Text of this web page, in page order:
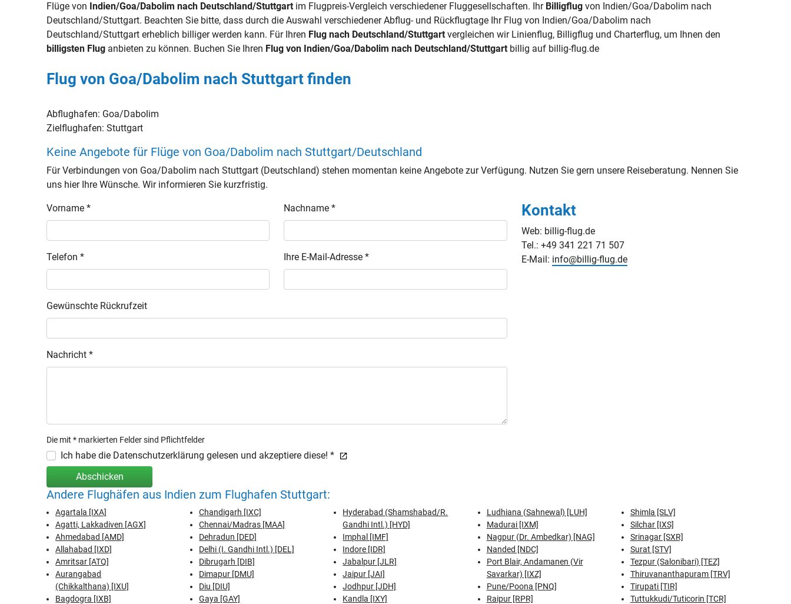
Flüge von Indien/Goa/Dabolim nach Deutschland/Stuttgart im Flugpreis-Vergleich verschiedener Fluggesellschaften. Ihr Billigflug von Indien/Goa/Dabolim nach
Deutschland/Stuttgart. Beachten Sie bitte, dass durch die Auswahl verschiedener Abflug- und Rückflugtage Ihr Flug von Indien/Goa/Dabolim nach
Deutschland/Stuttgart erheblich billiger werden kann. Für Ihren Flug nach Deutschland/Stuttgart vergleichen wir Linienflug, Billigflug und Charterflug, um Ihnen den
billigsten Flug anbieten zu können. Buchen Sie Ihren Flug von Indien/Goa/Dabolim nach Deutschland/Stuttgart billig auf billig-flug.de
Flug von Goa/Dabolim nach Stuttgart finden
Abflughafen: Goa/Dabolim
Zielflughafen:Stuttgart
Keine Angebote für Flüge von Goa/Dabolim nach Stuttgart/Deutschland
Für Verbindungen von Goa/Dabolim nach Stuttgart (Deutschland) stehen momentan keine Angebote zur Verfügung. Nutzen Sie gern unsere Reiseberatung. Nennen Sie
uns hier Ihre Wünsche. Wir informieren Sie kurzfristig.
Vorname * Nachname *
Telefon * Ihre E-Mail-Adresse *
Gewünschte Rückrufzeit
Nachricht *
Die mit * markierten Felder sind Pflichtfelder
Ich habe die Datenschutzerklärung gelesen und akzeptiere diese! *
Abschicken
Kontakt
Web: billig-flug.de
Tel.: +49 341 221 71 507
E-Mail: info@billig-flug.de
Andere Flughäfen aus Indien zum Flughafen Stuttgart:
Agartala [IXA]
Agatti, Lakkadiven [AGX]
Ahmedabad [AMD]
Allahabad [IXD]
Amritsar [ATQ]
Aurangabad
(Chikkalthana) [IXU]
Bagdogra [IXB]
Chandigarh [IXC]
Chennai/Madras [MAA]
Dehradun [DED]
Delhi (I. Gandhi Intl.) [DEL]
Dibrugarh [DIB]
Dimapur [DMU]
Diu [DIU]
Gaya [GAY]
Hyderabad (Shamshabad/R.
Gandhi Intl.) [HYD]
Imphal [IMF]
Indore [IDR]
Jabalpur [JLR]
Jaipur [JAI]
Jodhpur [JDH]
Kandla [IXY]
Ludhiana (Sahnewal) [LUH]
Madurai [IXM]
Nagpur (Dr. Ambedkar) [NAG]
Nanded [NDC]
Port Blair, Andamanen (Vir
Savarkar) [IXZ]
Pune/Poona [PNQ]
Raipur [RPR]
Shimla [SLV]
Silchar [IXS]
Srinagar [SXR]
Surat [STV]
Tezpur (Salonibari) [TEZ]
Thiruvananthapuram [TRV]
Tirupati [TIR]
Tuttukkudi/Tuticorin [TCR]